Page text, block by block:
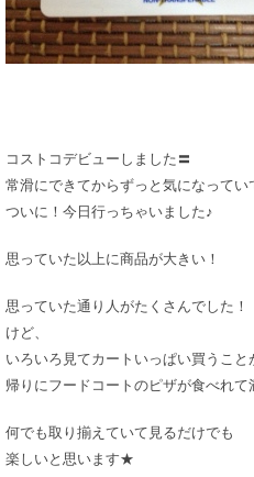
コストコデビューしました〓
常滑にできてからずっと気になってい
ついに！今日行っちゃいました♪
思っていた以上に商品が大きい！
思っていた通り人がたくさんでした！
けど、
いろいろ見てカートいっぱい買うこと
帰りにフードコートのピザが食べれて
何でも取り揃えていて見るだけでも
楽しいと思います★